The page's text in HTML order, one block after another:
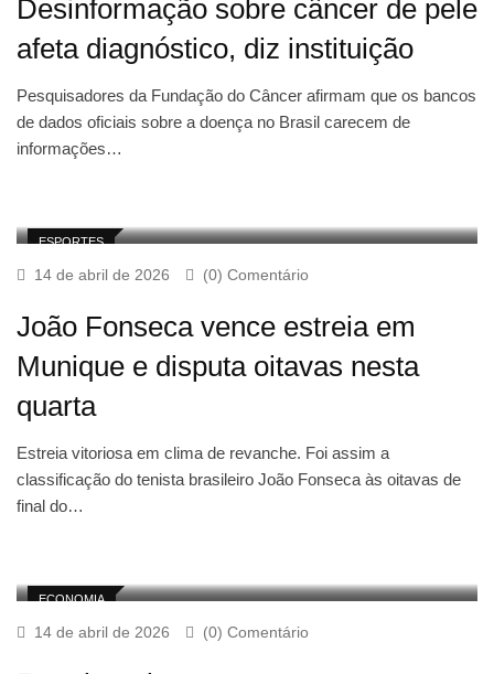
Desinformação sobre câncer de pele
afeta diagnóstico, diz instituição
Pesquisadores da Fundação do Câncer afirmam que os bancos
de dados oficiais sobre a doença no Brasil carecem de
informações…
ESPORTES
14 de abril de 2026 (0) Comentário
João Fonseca vence estreia em
Munique e disputa oitavas nesta
quarta
Estreia vitoriosa em clima de revanche. Foi assim a
classificação do tenista brasileiro João Fonseca às oitavas de
final do…
ECONOMIA
14 de abril de 2026 (0) Comentário